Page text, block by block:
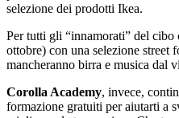
selezione dei prodotti Ikea.
Per tutti gli “innamorati” del cibo
ottobre) con una selezione street
mancheranno birra e musica dal
Corolla Academy, invece,
formazione gratuiti per aiutarti a